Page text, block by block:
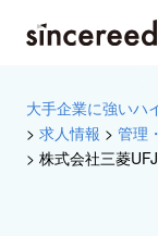
大手企業に強いハ
> 求人情報 > 管理
> 株式会社三菱